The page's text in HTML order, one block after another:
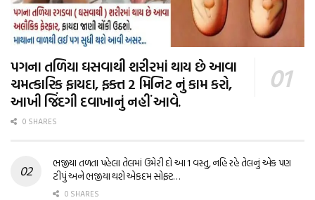
પગના તળિયા ઘસવાથી શરીરમાં થાય છે આવા
ચમત્કારિક ફાયદા, ફક્ત 2 મિનિટ નું કામ કરો,
આખી જિંદગી દવાખાનું નહીં આવે.
0 SHARES
ભજીયા તળતા પહેલા તેલમાં ઉમેરી દો આ 1 વસ્તુ, નહિ રહે તેલનું એક પણ
ટીપું અને ભજીયા થશે એકદમ સોફ્ટ…
0 SHARES